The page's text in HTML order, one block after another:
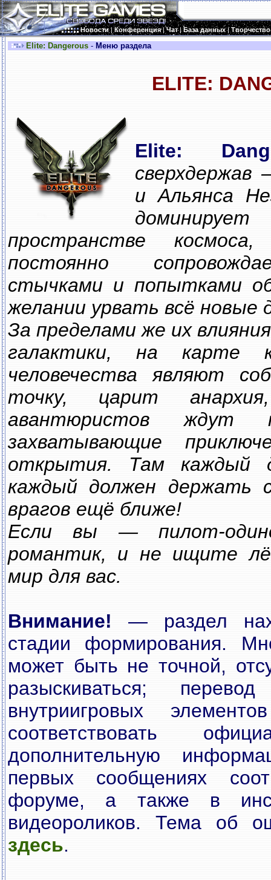
Новости|Конференция|Чат|База данных|Творчество
Elite: Dangerous - Меню раздела
ELITE:
Elite:
и Альянса
пространстве
постоянно
стычками и попытками
желании урвать всё новые
За пределами же их
галактики, на карте
человечества являют
точку, царит
авантюристов ждут
захватывающие
открытия. Там каждый
каждый должен держать
врагов ещё ближе!
Если вы — пилот-
романтик, и не ищите
мир для вас.
Внимание! — раздел
стадии формирования.
может быть не точной,
разыскиваться;
внутриигровых
соответствовать
дополнительную
первых сообщениях
форуме, а также в
видеороликов. Тема об
здесь.